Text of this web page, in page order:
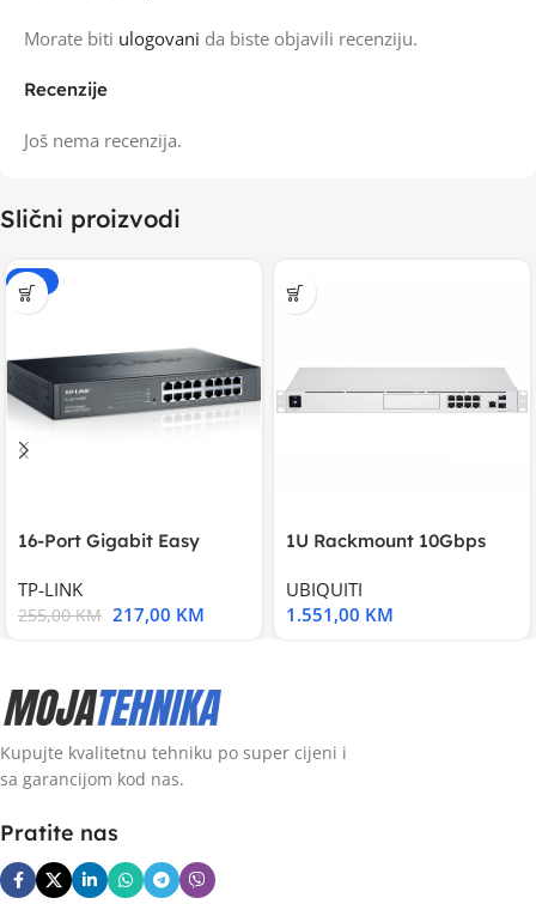
Recenzije
Još nema recenzija.
Morate biti ulogovani da biste objavili recenziju.
Slični proizvodi
-15%
16-Port Gigabit Easy
TP-LINK
255,00KM 217,00 KM
1U Rackmount 10Gbps
UBIQUITI
1.551,00 KM
Kupujte kvalitetnu tehniku po super cijeni i
sa garancijom kod nas.
Pratite nas